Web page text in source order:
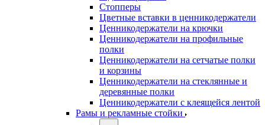
Стопперы
Цветные вставки в ценникодержатели
Ценникодержатели на крючки
Ценникодержатели на профильные
полки
Ценникодержатели на сетчатые полки
и корзины
Ценникодержатели на стеклянные и
деревянные полки
Ценникодержатели с клеящейся лентой
Рамы и рекламные стойки